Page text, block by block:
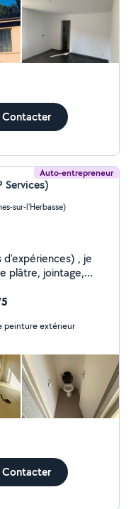
Contacter
Auto-entrepreneur
Services)
sur-l'Herbasse)
, je
plâtre, jointage,
de salle de
et sérieux, je
pour des
peinture extérieur
Contacter